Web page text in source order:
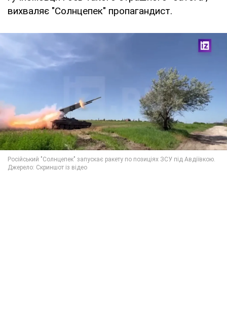
вихваляє "Солнцепек" пропагандист.